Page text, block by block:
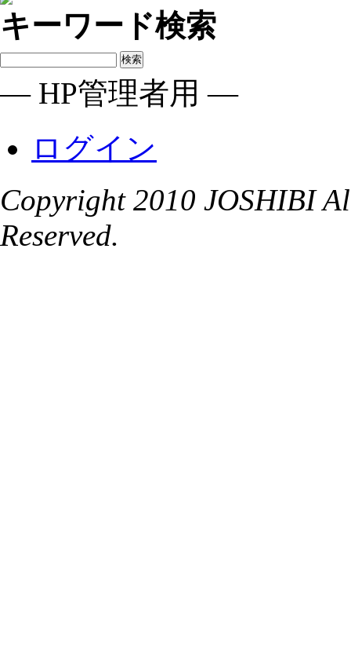
キーワード検索
― HP管理者用 ―
ログイン
Copyright 2010 JOSHIBI
Reserved.